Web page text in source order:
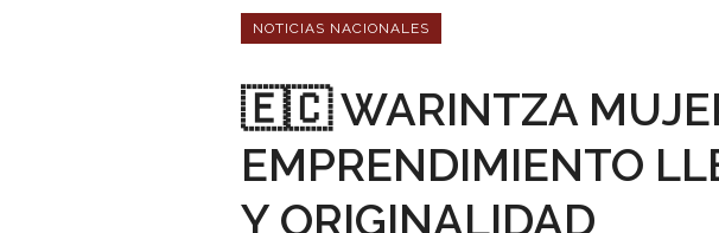
NOTICIAS NACIONALES
🇪🇨 WARINTZA
EMPRENDIMIENTO
Y ORIGINALIDAD